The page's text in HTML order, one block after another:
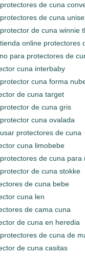
de cuna
de cuna
de cuna winnie
online protectores
para protectores de
cuna interbaby
cuna forma
de cuna target
de cuna gris
cuna ovalada
protectores de cuna
cuna limobebe
de cuna para
de cuna stokke
de cuna bebe
cuna len
de cama cuna
de cuna en heredia
de cuna de
de cuna casitas